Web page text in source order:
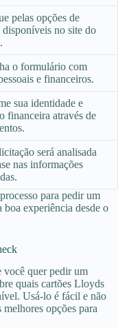
pelas opções de
disponíveis no site do
o formulário com
e financeiros.
sua identidade e
financeira através de
será analisada
nas informações
para pedir um
experiência desde o
você quer pedir um
quais cartões Lloyds
Usá-lo é fácil e não
opções para